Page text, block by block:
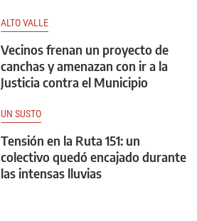
ALTO VALLE
Vecinos frenan un proyecto de
canchas y amenazan con ir a la
Justicia contra el Municipio
UN SUSTO
Tensión en la Ruta 151: un
colectivo quedó encajado durante
las intensas lluvias